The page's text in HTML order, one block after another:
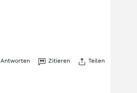
Antworten Zitieren Teilen